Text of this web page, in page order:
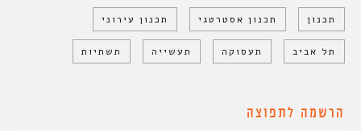
תכנון תכנון אסטרטגי תכנון עירוני
תל אביב תעסוקה תעשייה תשתיות
הרשמה לתפוצה